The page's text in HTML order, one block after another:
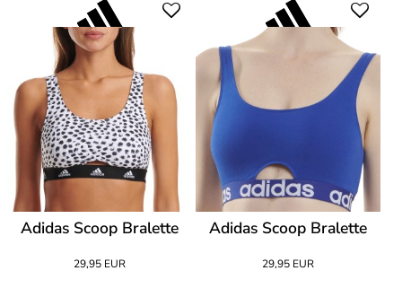
Adidas Scoop Bralette
29,95 EUR
Adidas Scoop Bralette
29,95 EUR